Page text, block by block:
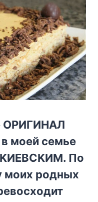
в мoeй ceмьe
Пo
мoиx poдныx